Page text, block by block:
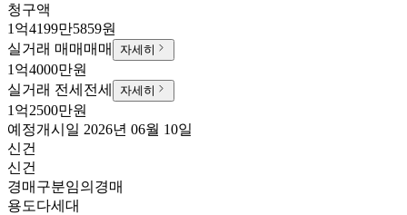
청구액
1억4199만5859원
실거래 매매 매매 자세히
1억4000만원
실거래 전세 전세 자세히
1억2500만원
예정개시일 2026년 06월 10일
신건
신건
경매구분임의경매
용도다세대